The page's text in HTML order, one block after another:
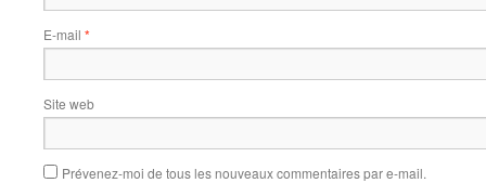
E-mail *
Site web
Prévenez-moi de tous les nouveaux commentaires par e-mail.